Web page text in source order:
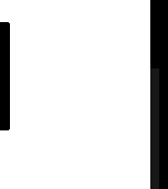
под
от MFSA
о рынках
Мальты).